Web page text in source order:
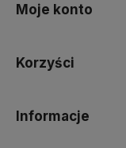
Moje konto
Korzyści
Informacje